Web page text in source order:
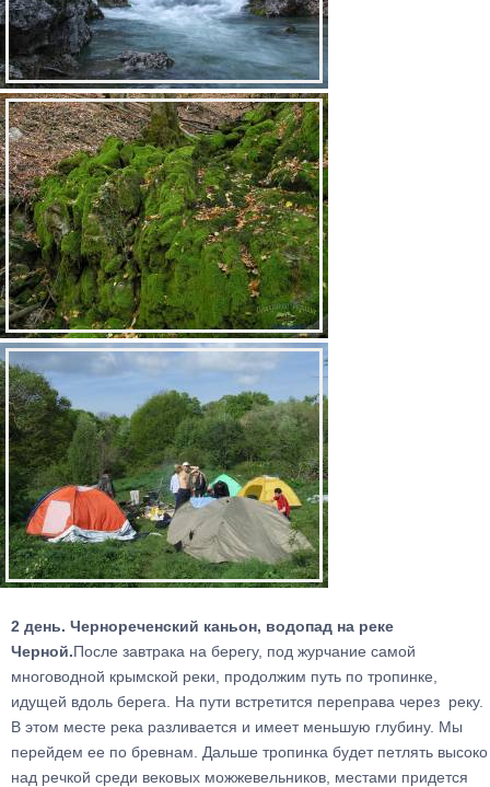
2 день. Чернореченский каньон, водопад на реке
Черной.После завтрака на берегу, под журчание самой
многоводной крымской реки, продолжим путь по тропинке,
идущей вдоль берега. На пути встретится переправа через реку.
В этом месте река разливается и имеет меньшую глубину. Мы
перейдем ее по бревнам. Дальше тропинка будет петлять высоко
над речкой среди вековых можжевельников, местами придется